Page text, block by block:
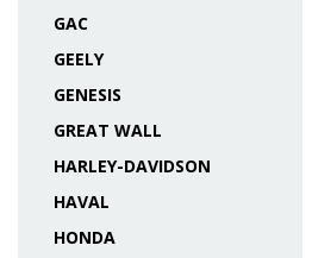
GAC
GEELY
GENESIS
GREAT WALL
HARLEY-DAVIDSON
HAVAL
HONDA